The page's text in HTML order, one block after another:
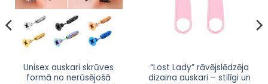
Unisex auskari skrūves
formā no nerūsējošā
This
product
“Lost Lady” rāvējslēdzēja
dizaina auskari – stilīgi un
This
product